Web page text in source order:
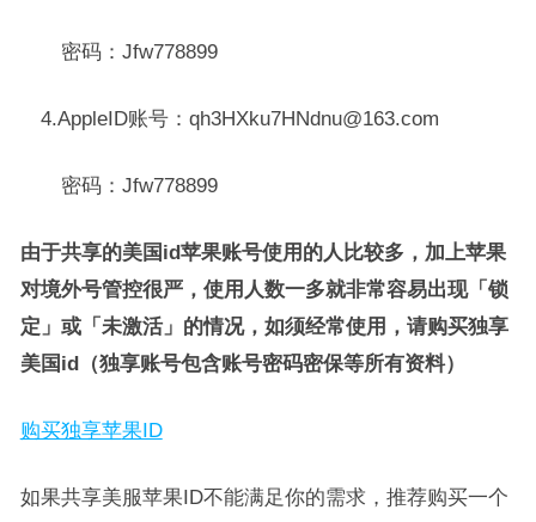
密码：Jfw778899
4.AppleID账号：qh3HXku7HNdnu@163.com
密码：Jfw778899
由于共享的美国id苹果账号使用的人比较多，加上苹果
对境外号管控很严，使用人数一多就非常容易出现「锁
定」或「未激活」的情况，如须经常使用，请购买独享
美国id（独享账号包含账号密码密保等所有资料）
购买独享苹果ID
如果共享美服苹果ID不能满足你的需求，推荐购买一个